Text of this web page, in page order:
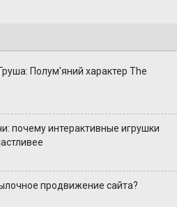
Полум'яний характер The
почему интерактивные игрушки
продвижение сайта?